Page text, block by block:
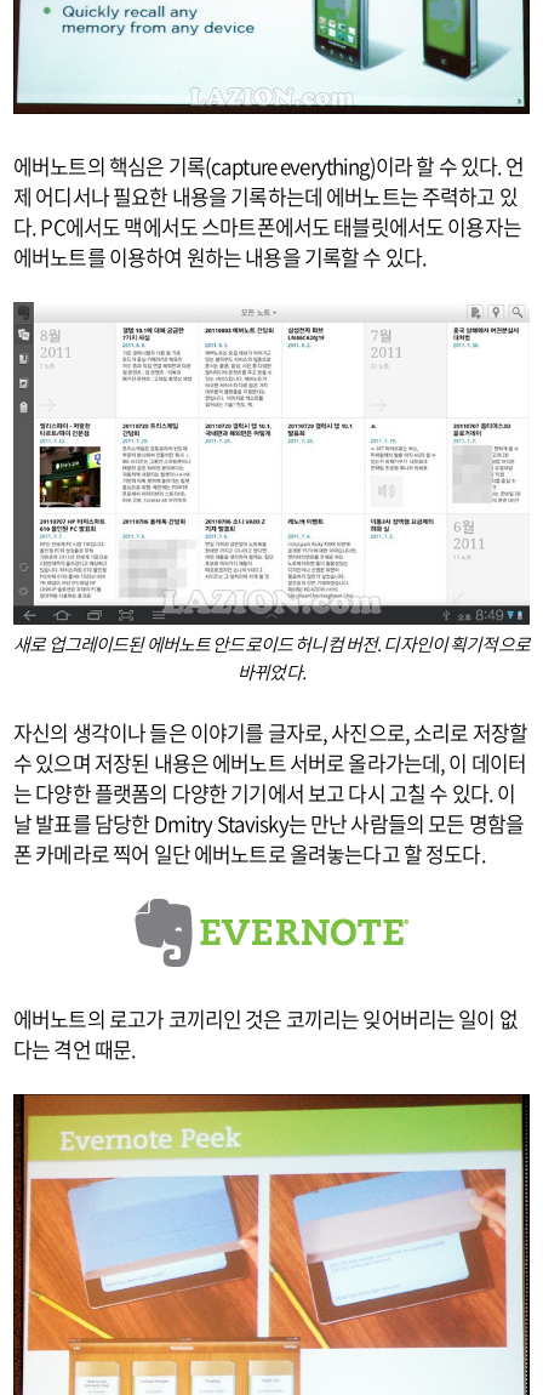
에버노트의 핵심은 기록(capture everything)이라 할 수 있다. 언
제 어디서나 필요한 내용을 기록하는데 에버노트는 주력하고 있
다. PC에서도 맥에서도 스마트폰에서도 태블릿에서도 이용자는
에버노트를 이용하여 원하는 내용을 기록할 수 있다.
새로 업그레이드된 에버노트 안드로이드 허니컴 버전. 디자인이 획기적으로
바뀌었다.
자신의 생각이나 들은 이야기를 글자로, 사진으로, 소리로 저장할
수 있으며 저장된 내용은 에버노트 서버로 올라가는데, 이 데이터
는 다양한 플랫폼의 다양한 기기에서 보고 다시 고칠 수 있다. 이
날 발표를 담당한 Dmitry Stavisky는 만난 사람들의 모든 명함을
폰 카메라로 찍어 일단 에버노트로 올려놓는다고 할 정도다.
에버노트의 로고가 코끼리인 것은 코끼리는 잊어버리는 일이 없
다는 격언 때문.